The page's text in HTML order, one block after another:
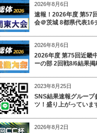
2026年8月6日
速報！2026年度 第57
会＠茨城 8都県代表16
2026年8月6日
2026年度 第75回近畿
ーの部 2回戦8/6結果
2023年8月25日
SNS結果速報グループ
ツ！盛り上がっていま
2026年8月2日